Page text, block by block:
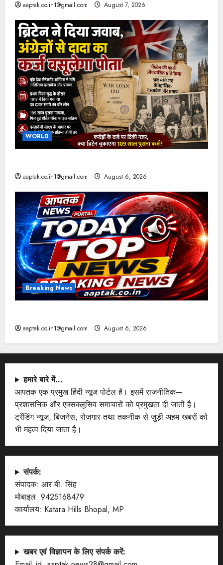
aaptak.co.in1@gmail.com August 7, 2026
WORLD
aaptak.co.in1@gmail.com August 6, 2026
Breaking News
aaptak.co.in1@gmail.com August 6, 2026
हमारे बारे में…
आपतक एक प्रमुख हिंदी न्यूज पोर्टल है। इसमें राजनीतिक—
प्रशासनिक और एक्सक्लूसिव समाचारों को प्रमुखता दी जाती है।
ट्रेंडिंग न्यूज, बिजनेस, रोजगार तथा तकनीक से जुड़ी अहम खबरों को
भी महत्व दिया जाता है।
संपर्क:
संपादक: आर.बी. सिंह
मोबाइल: 9425168479
कार्यालय: Katara Hills Bhopal, MP
खबर एवं विज्ञापन के लिए संपर्क करें: